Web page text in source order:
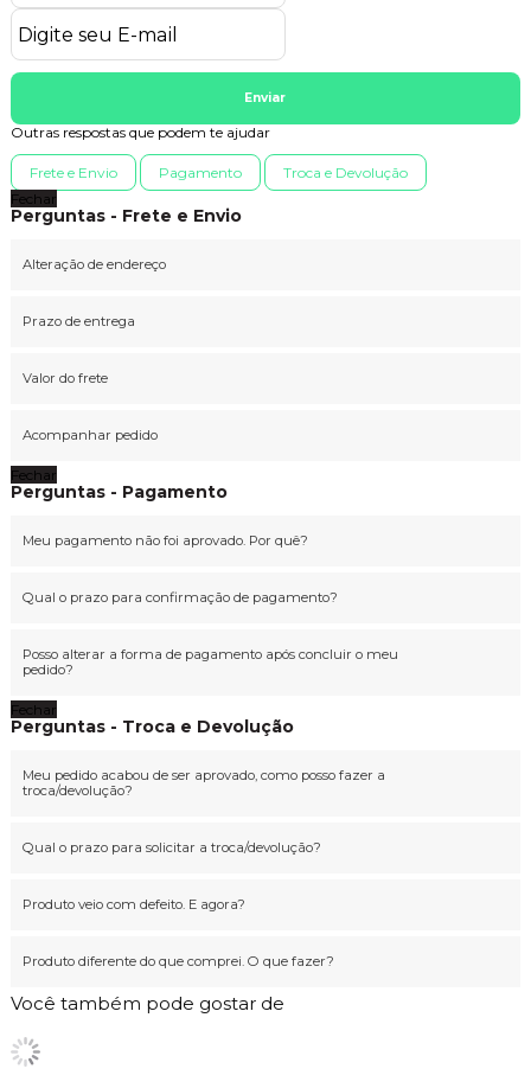
Enviar
Outras respostas que podem te ajudar
Frete e Envio Pagamento
Troca e Devolução
Fechar
Perguntas - Frete e Envio
Alteração de endereço
Prazo de entrega
Valor do frete
Acompanhar pedido
Fechar
Perguntas - Pagamento
Meu pagamento não foi aprovado. Por quê?
Qual o prazo para confirmação de pagamento?
Posso alterar a forma de pagamento após concluir o meu
pedido?
Fechar
Perguntas - Troca e Devolução
Meu pedido acabou de ser aprovado, como posso fazer a
troca/devolução?
Qual o prazo para solicitar a troca/devolução?
Produto veio com defeito. E agora?
Produto diferente do que comprei. O que fazer?
Você também pode gostar de